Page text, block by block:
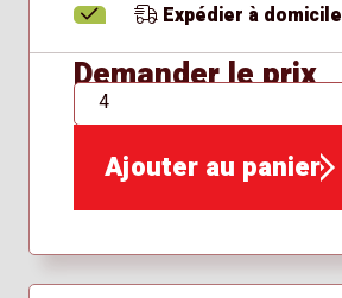
Expédier à domicile
Demander le prix
QTÉ
Ajouter au panier